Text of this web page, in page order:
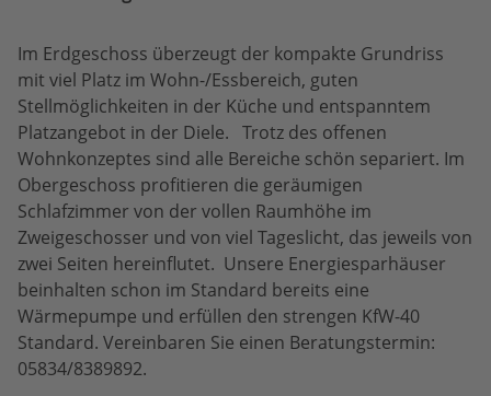
Im Erdgeschoss überzeugt der kompakte Grundriss
mit viel Platz im Wohn-/Essbereich, guten
Stellmöglichkeiten in der Küche und entspanntem
Platzangebot in der Diele. Trotz des offenen
Wohnkonzeptes sind alle Bereiche schön separiert. Im
Obergeschoss profitieren die geräumigen
Schlafzimmer von der vollen Raumhöhe im
Zweigeschosser und von viel Tageslicht, das jeweils von
zwei Seiten hereinflutet. Unsere Energiesparhäuser
beinhalten schon im Standard bereits eine
Wärmepumpe und erfüllen den strengen KfW-40
Standard. Vereinbaren Sie einen Beratungstermin:
05834/8389892.